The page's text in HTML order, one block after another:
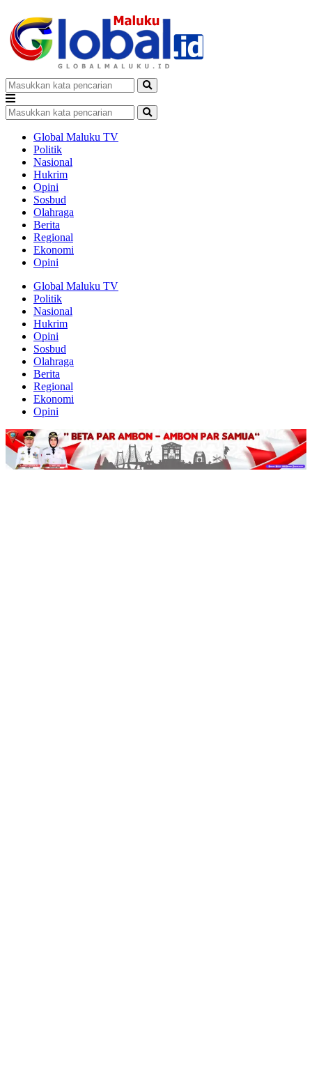
Global Maluku TV
Politik
Nasional
Hukrim
Opini
Sosbud
Olahraga
Berita
Regional
Ekonomi
Opini
Global Maluku TV
Politik
Nasional
Hukrim
Opini
Sosbud
Olahraga
Berita
Regional
Ekonomi
Opini